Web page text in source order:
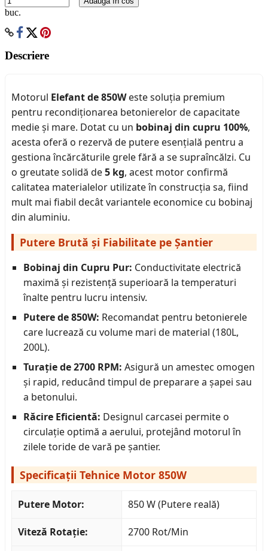
buc.
Descriere
Motorul Elefant de 850Weste soluția premium
pentru recondiționarea betonierelor de capacitate
medie și mare. Dotat cu un bobinaj din cupru 100%,
acesta oferă o rezervă de putere esențială pentru a
gestiona încărcăturile grele fără a se supraîncălzi. Cu
o greutate solidă de5 kg, acest motor confirmă
calitatea materialelor utilizate în construcția sa, fiind
mult mai fiabil decât variantele economice cu bobinaj
din aluminiu.
Putere Brută și Fiabilitate pe Șantier
Bobinaj din Cupru Pur: Conductivitate electrică
maximă și rezistență superioară la temperaturi
înalte pentru lucru intensiv.
Putere de 850W: Recomandat pentru betonierele
care lucrează cu volume mari de material (180L,
200L).
Turație de 2700 RPM: Asigură un amestec omogen
și rapid, reducând timpul de preparare a șapei sau
a betonului.
Răcire Eficientă: Designul carcasei permite o
circulație optimă a aerului, protejând motorul în
zilele toride de vară pe șantier.
Specificații Tehnice Motor 850W
Putere Motor: 850 W (Putere reală)
Viteză Rotație: 2700 Rot/Min